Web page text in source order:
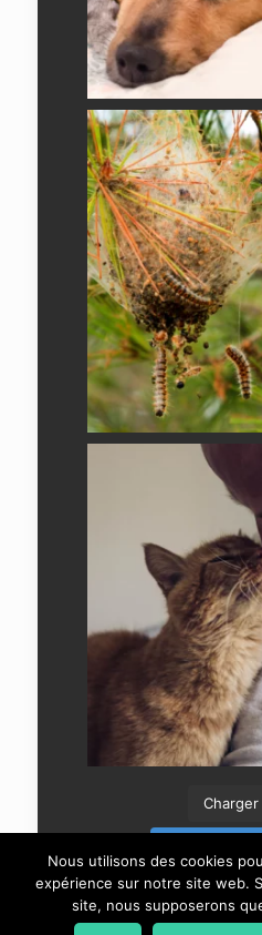
Charger
Nous utilisons des cookies
expérience sur notre site web.
site, nous supposerons